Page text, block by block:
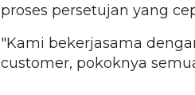
proses persetujan yang
"Kami bekerjasama
customer, pokoknya